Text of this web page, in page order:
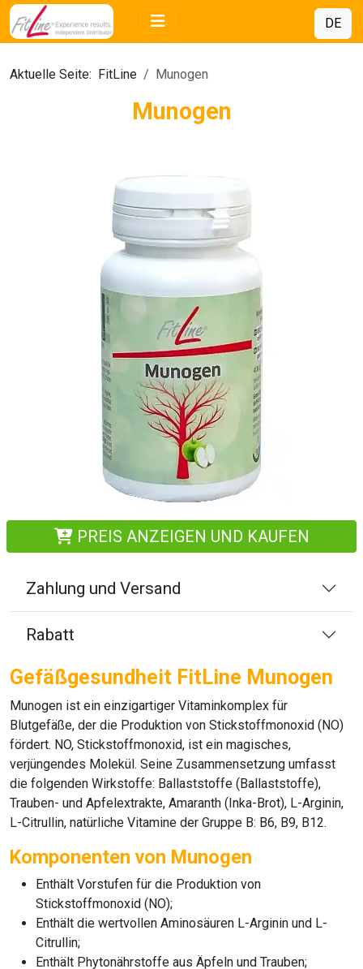
DE
Aktuelle Seite: FitLine Munogen
Munogen
PREIS ANZEIGEN UND KAUFEN
Zahlung und Versand
Rabatt
Gefäßgesundheit FitLine Munogen
Munogen ist ein einzigartiger Vitaminkomplex für
Blutgefäße, der die Produktion von Stickstoffmonoxid (NO)
fördert. NO, Stickstoffmonoxid, ist ein magisches,
verjüngendes Molekül. Seine Zusammensetzung umfasst
die folgenden Wirkstoffe: Ballaststoffe (Ballaststoffe),
Trauben- und Apfelextrakte, Amaranth (Inka-Brot), L-Arginin,
L-Citrullin, natürliche Vitamine der Gruppe B: B6, B9, B12.
Komponenten von Munogen
Enthält Vorstufen für die Produktion von
Stickstoffmonoxid (NO);
Enthält die wertvollen Aminosäuren L-Arginin und L-
Citrullin;
Enthält Phytonährstoffe aus Äpfeln und Trauben;